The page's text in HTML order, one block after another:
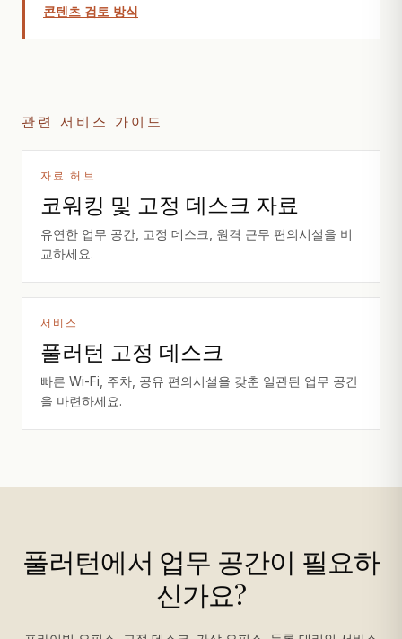
콘텐츠 검토 방식
관련 서비스 가이드
자료 허브
코워킹 및 고정 데스크 자료
유연한 업무 공간, 고정 데스크, 원격 근무 편의시설을 비
교하세요.
서비스
풀러턴 고정 데스크
빠른 Wi-Fi, 주차, 공유 편의시설을 갖춘 일관된 업무 공간
을 마련하세요.
풀러턴에서 업무 공간이 필요하
신가요?